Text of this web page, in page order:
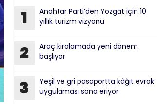
1
Anahtar Parti’den Yozgat için 10
yıllık turizm vizyonu
2
Araç kiralamada yeni dönem
başlıyor
3
Yeşil ve gri pasaportta kâğıt evrak
uygulaması sona eriyor